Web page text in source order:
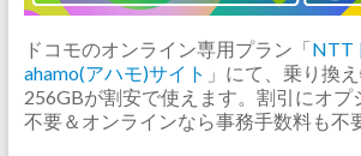
ドコモのオンライン専用プラン「NTT
ahamo(アハモ)サイト 」にて、乗り換
256GBが割安で使えます。割引にオプ
不要＆オンラインなら事務手数料も不